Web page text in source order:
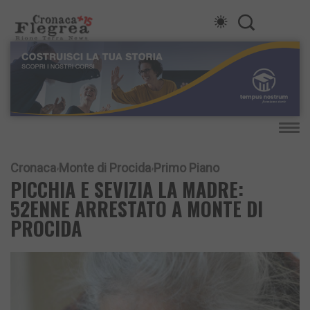
Cronaca Monte di Procida Primo Piano
PICCHIA E SEVIZIA LA MADRE:
52ENNE ARRESTATO A MONTE DI
PROCIDA